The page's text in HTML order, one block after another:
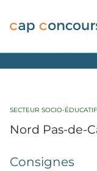
SECTEUR SOCIO-ÉDUCATIF
Nord Pas-de-
Consignes